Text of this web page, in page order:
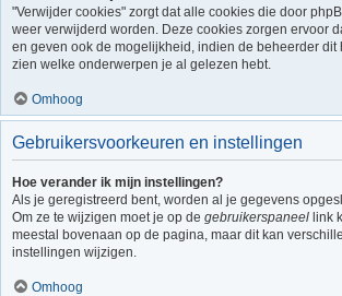
"Verwijder cookies" zorgt dat alle cookies die door
weer verwijderd worden. Deze cookies zorgen ervoor
en geven ook de mogelijkheid, indien de beheerder dit
zien welke onderwerpen je al gelezen hebt.
Omhoog
Gebruikersvoorkeuren en instellingen
Hoe verander ik mijn instellingen?
Als je geregistreerd bent, worden al je gegevens
Om ze te wijzigen moet je op de gebruikerspaneel link
meestal bovenaan op de pagina, maar dit kan
instellingen wijzigen.
Omhoog